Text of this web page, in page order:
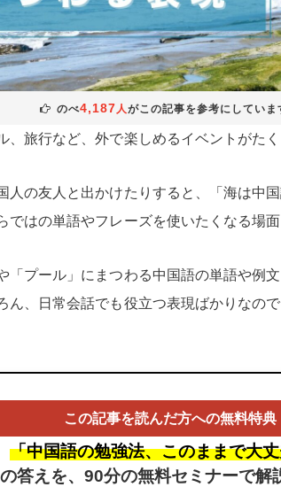
のべ4,187人がこの記事を参考にしていま
、旅行など、外で楽しめるイベントがたく
人の友人と出かけたりすると、「海は中
ではの単語やフレーズを使いたくなる場
「プール」にまつわる中国語の単語や例
ん、日常会話でも役立つ表現ばかりなの
この記事を読んだ方への無料特典
「中国語の勉強法、このままで大
答えを、 90分の無料セミナーで解